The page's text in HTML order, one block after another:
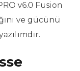
v6.0 Fusion
ve gücünü